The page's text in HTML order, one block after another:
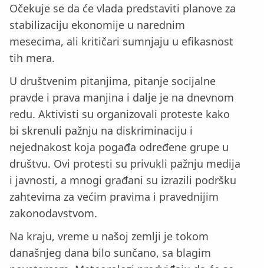
Očekuje se da će vlada predstaviti planove za
stabilizaciju ekonomije u narednim
mesecima, ali kritičari sumnjaju u efikasnost
tih mera.
U društvenim pitanjima, pitanje socijalne
pravde i prava manjina i dalje je na dnevnom
redu. Aktivisti su organizovali proteste kako
bi skrenuli pažnju na diskriminaciju i
nejednakost koja pogađa određene grupe u
društvu. Ovi protesti su privukli pažnju medija
i javnosti, a mnogi građani su izrazili podršku
zahtevima za većim pravima i pravednijim
zakonodavstvom.
Na kraju, vreme u našoj zemlji je tokom
današnjeg dana bilo sunčano, sa blagim